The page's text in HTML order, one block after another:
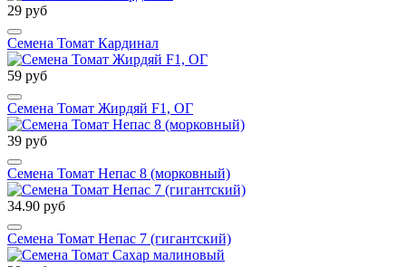
29 руб
Семена Томат Кардинал
59 руб
Семена Томат Жирдяй F1, ОГ
39 руб
Семена Томат Непас 8 (морковный)
34.90 руб
Семена Томат Непас 7 (гигантский)